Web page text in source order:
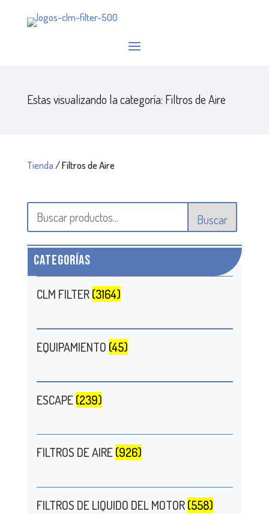
Estas visualizando la categoría: Filtros de Aire
Tienda/ Filtros de Aire
Buscar
CATEGORÍAS
CLM FILTER(3164)
EQUIPAMIENTO (45)
ESCAPE(239)
FILTROS DE AIRE(926)
FILTROS DE LIQUIDO DEL MOTOR(558)